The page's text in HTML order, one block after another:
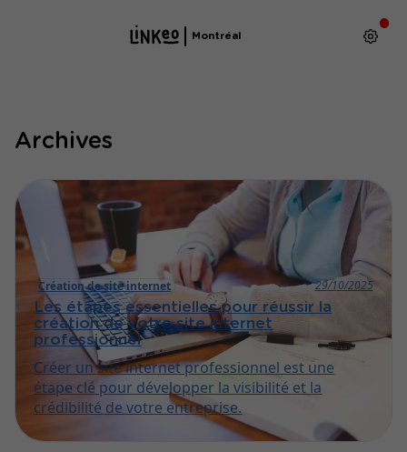
Montréal
Archives
Création de site internet
29/10/2025
Les étapes essentielles pour réussir la
création de votre site internet
professionnel
Créer un site internet professionnel est une
étape clé pour développer la visibilité et la
crédibilité de votre entreprise.